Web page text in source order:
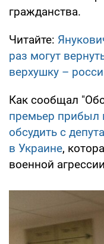
гражданства.
Читайте:
раз могут
верхушку –
Как сообщал
премьер прибыл
обсудить с
в Украине,
военной